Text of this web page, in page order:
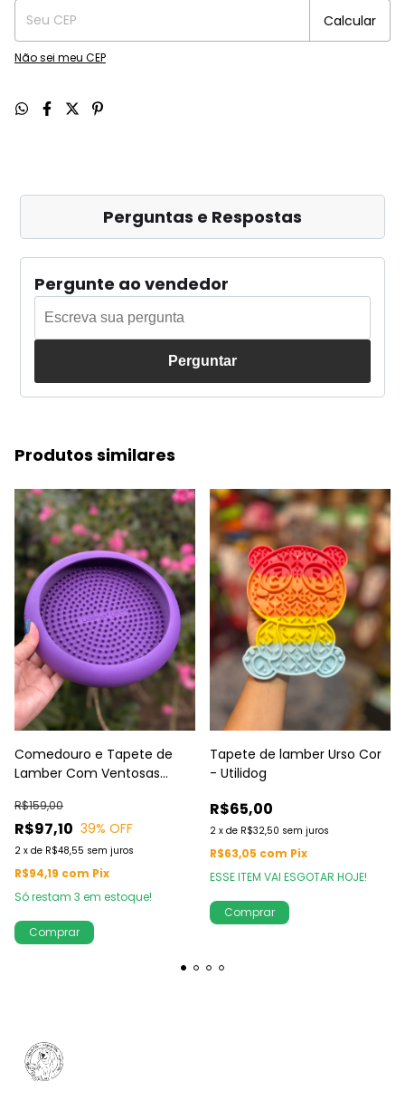
Calcular
Não sei meu CEP
Perguntas e Respostas
Pergunte ao vendedor
Perguntar
Produtos similares
Comedouro e Tapete de
Lamber Com Ventosas
R$97,10
R$159,00
39% OFF
2 x de R$48,55 sem juros
R$94,19 com Pix
Só restam 3 em estoque!
Tapete de lamber Urso Cor
- Utilidog
R$65,00
2 x de R$32,50 sem juros
R$63,05 com Pix
ESSE ITEM VAI ESGOTAR HOJE!